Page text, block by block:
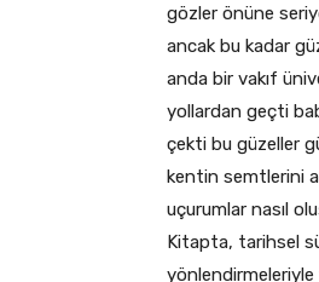
gözler önüne
ancak bu kadar
anda bir vakıf
yollardan geçti
çekti bu güzeller
kentin semtlerini
uçurumlar nasıl
Kitapta, tarihsel
yönlendirmeleriyle